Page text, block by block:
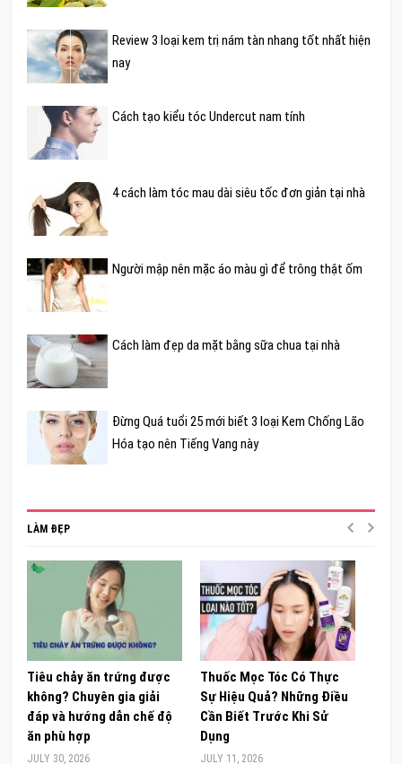
Review 3 loại kem trị nám tàn nhang tốt nhất hiện
nay
Cách tạo kiểu tóc Undercut nam tính
4 cách làm tóc mau dài siêu tốc đơn giản tại nhà
Người mập nên mặc áo màu gì để trông thật ốm
Cách làm đẹp da mặt bằng sữa chua tại nhà
Đừng Quá tuổi 25 mới biết 3 loại Kem Chống Lão
Hóa tạo nên Tiếng Vang này
LÀM ĐẸP
Tiêu chảy ăn trứng được
không? Chuyên gia giải
đáp và hướng dẫn chế độ
ăn phù hợp
JULY 30, 2026
Thuốc Mọc Tóc Có Thực
Sự Hiệu Quả? Những Điều
Cần Biết Trước Khi Sử
Dụng
JULY 11, 2026